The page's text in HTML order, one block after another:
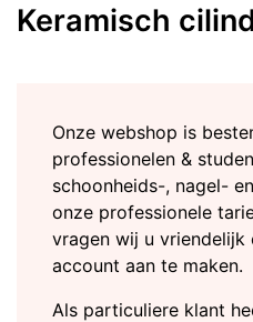
Keramisch
Onze webshop is
professionelen &
schoonheids-, nagel-
onze professionele
vragen wij u
account aan te maken.
Als particuliere klant